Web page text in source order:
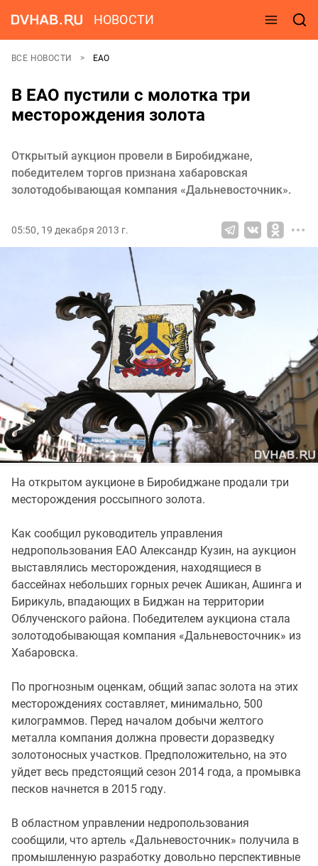
НОВОСТИ
ВСЕ НОВОСТИ ЕАО
В ЕАО пустили с молотка три
месторождения золота
Открытый аукцион провели в Биробиджане,
победителем торгов признана хабаровская
золотодобывающая компания «Дальневосточник».
05:50, 19 декабря 2013 г.
На открытом аукционе в Биробиджане продали три
месторождения россыпного золота.
Как сообщил руководитель управления
недропользования ЕАО Александр Кузин, на аукцион
выставлялись месторождения, находящиеся в
бассейнах небольших горных речек Ашикан, Ашинга и
Бирикуль, впадающих в Биджан на территории
Облученского района. Победителем аукциона стала
золотодобывающая компания «Дальневосточник» из
Хабаровска.
По прогнозным оценкам, общий запас золота на этих
месторождениях составляет, минимально, 500
килограммов. Перед началом добычи желтого
металла компания должна провести доразведку
золотоносных участков. Предположительно, на это
уйдет весь предстоящий сезон 2014 года, а промывка
песков начнется в 2015 году.
В областном управлении недропользования
сообщили, что артель «Дальневосточник» получила в
промышленную разработку довольно перспективные